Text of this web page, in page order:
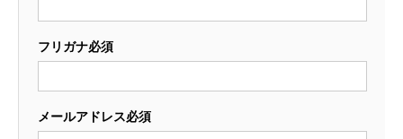
フリガナ必須
メールアドレス必須